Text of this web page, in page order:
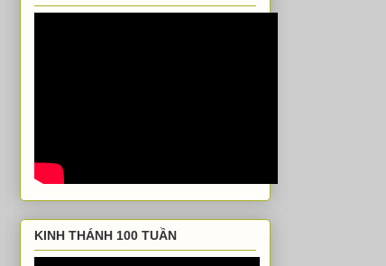
KINH THÁNH 100 TUẦN